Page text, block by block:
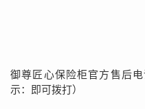
御尊匠心保险柜官方售后
示：即可拨打）